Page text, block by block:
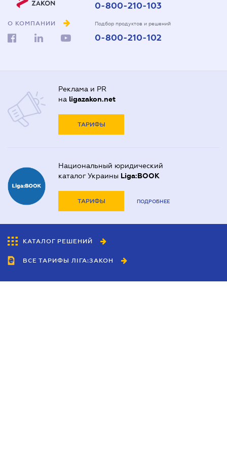
О КОМПАНИИ
0-800-210-103
Подбор продуктов и решений
0-800-210-102
Реклама и PR
на ligazakon.net
ТАРИФЫ
Национальный юридический
каталог Украины Liga:BOOK
ТАРИФЫ ПОДРОБНЕЕ
КАТАЛОГ РЕШЕНИЙ
ВСЕ ТАРИФЫ ЛІГА:ЗАКОН